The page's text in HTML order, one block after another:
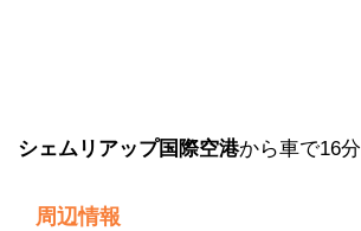
シェムリアップ国際空港から車で16分
周辺情報